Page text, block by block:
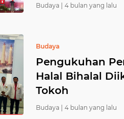
Budaya | 4 bulan yang lalu
Budaya
Pengukuhan
Halal Bihalal
Tokoh
Budaya | 4 bulan yang lalu